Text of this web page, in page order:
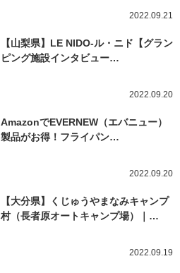
2022.09.21
【山梨県】LE NIDO-ル・ニド【グラン
ピング施設インタビュー…
2022.09.20
AmazonでEVERNEW（エバニュー）
製品がお得！フライパン…
2022.09.20
【大分県】くじゅうやまなみキャンプ
村（長者原オートキャンプ場）｜…
2022.09.19